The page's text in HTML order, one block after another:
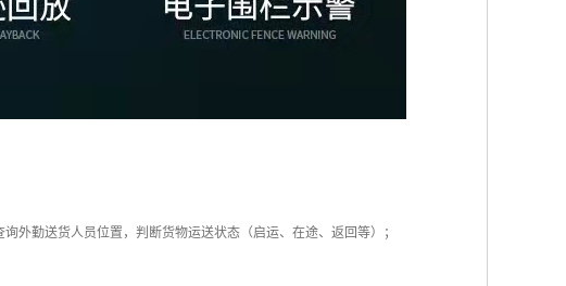
外勤送货人员位置，判断货物运送状态（启运、在途、返回等）；